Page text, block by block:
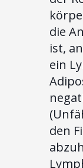
die
ist,
ein
den